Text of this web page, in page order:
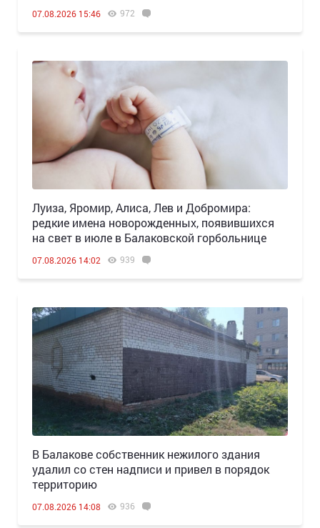
07.08.2026 15:46 972
Луиза, Яромир, Алиса, Лев и Добромира:
редкие имена новорожденных, появившихся
на свет в июле в Балаковской горбольнице
07.08.2026 14:02 939
В Балакове собственник нежилого здания
удалил со стен надписи и привел в порядок
территорию
07.08.2026 14:08 936